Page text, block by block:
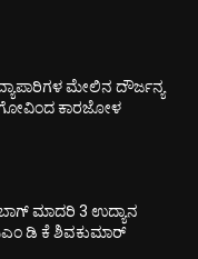
ಮೇಲಿನ ದೌರ್ಜನ್ಯ
ಕಾರಜೋಳ
ಮಾದರಿ 3 ಉದ್ಯಾನ
ಡಿ ಕೆ ಶಿವಕುಮಾರ್